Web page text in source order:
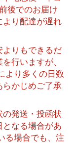
後でのお届け
より配達が遅れ
よりもできるだ
行いますが、
より多くの日数
らかじめご了承
の発送・投函状
なる場合があ
る場合でも、注